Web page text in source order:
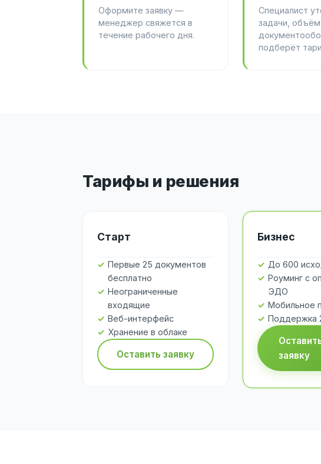
Оформите заявку —
менеджер свяжется в
течение рабочего дня.
Специалист
задачи, объём
подберёт
Тарифы и решения
Старт
Первые 25 документов
бесплатно
Неограниченные
входящие
Веб-интерфейс
Хранение в облаке
Оставить заявку
Бизнес
До 600
Роуминг с
ЭДО
Мобильное
Поддержка
заявку